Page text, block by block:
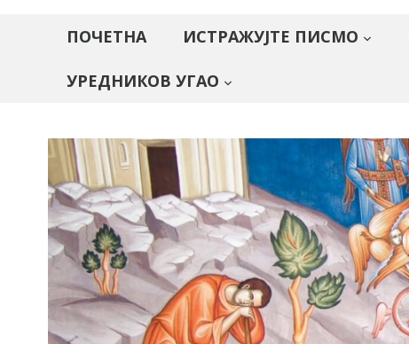
ПОЧЕТНА ИСТРАЖУЈТЕ ПИСМО
УРЕДНИКОВ УГАО